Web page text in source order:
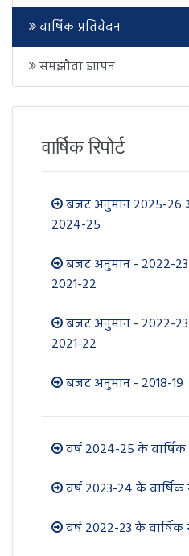
वार्षिक प्रतिवेदन
समझौता ज्ञापन
वार्षिक रिपोर्ट
बजट अनुमान 2025-26
2024-25
बजट अनुमान - 2022-
2021-22
बजट अनुमान - 2022-
2021-22
बजट अनुमान - 2018-19
वर्ष 2024-25 के
वर्ष 2023-24 के
वर्ष 2022-23 के